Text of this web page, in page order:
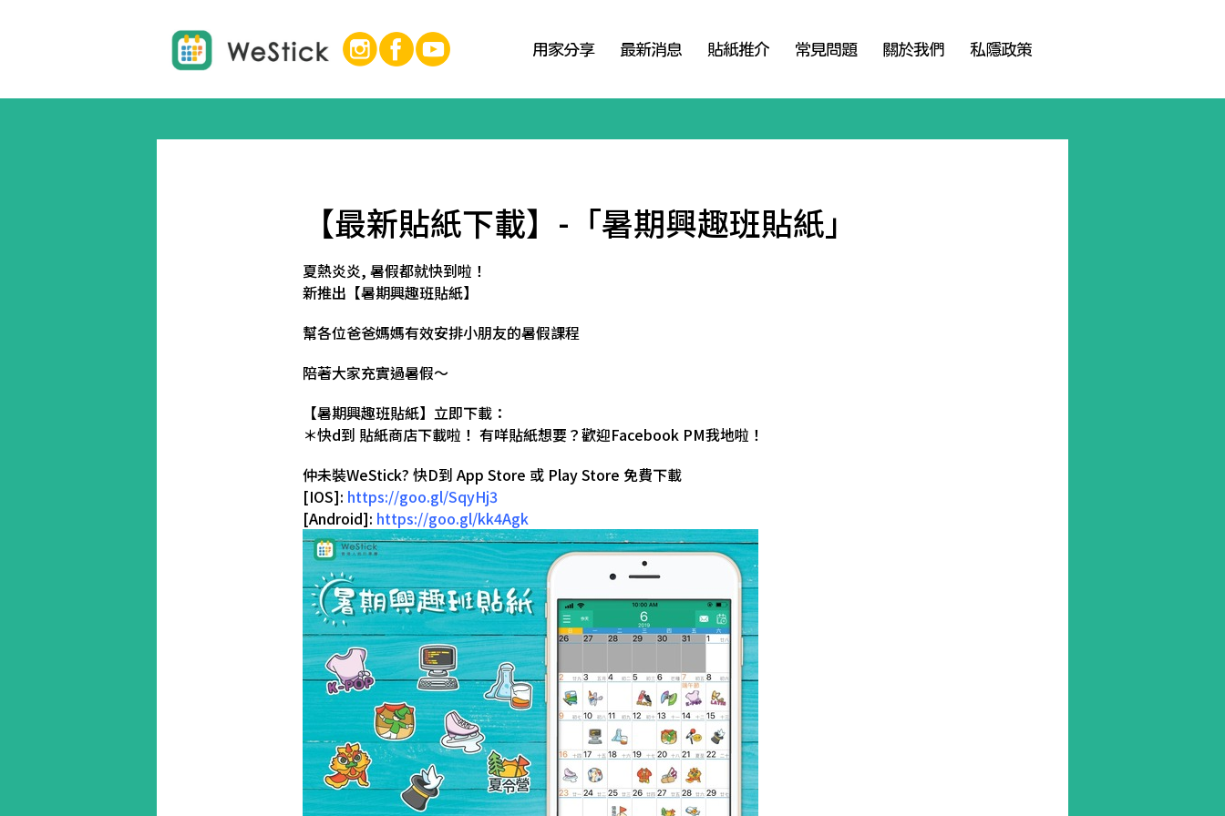
用家分享 最新消息 貼紙推介 常見問題 關於我們 私隱政策
【最新貼紙下載】-「暑期興趣班貼紙」
夏熱炎炎, 暑假都就快到啦！
新推出【暑期興趣班貼紙】
幫各位爸爸媽媽有效安排小朋友的暑假課程
陪著大家充實過暑假～
【暑期興趣班貼紙】立即下載：
＊快d到 貼紙商店下載啦！ 有咩貼紙想要？歡迎Facebook PM我地啦！
仲未裝WeStick? 快D到 App Store 或 Play Store 免費下載
[IOS]: https://goo.gl/SqyHj3
[Android]: https://goo.gl/kk4Agk